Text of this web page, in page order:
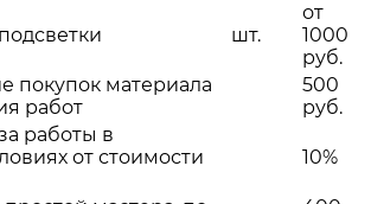
шт.
от
1000
руб.
покупок материала
работ
500
руб.
работы в
от стоимости
10%